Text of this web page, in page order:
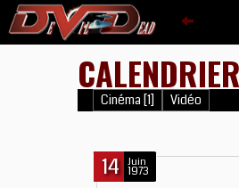
Cinéma [1] Vidéo
14 Juin
1973